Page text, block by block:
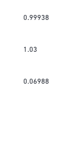
0.99938
1.03
0.06988